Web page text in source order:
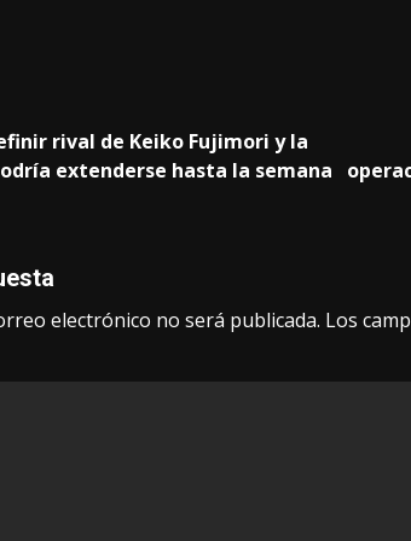
rival de Keiko Fujimori y la
extenderse hasta la semana
electrónico no será publicada. Los